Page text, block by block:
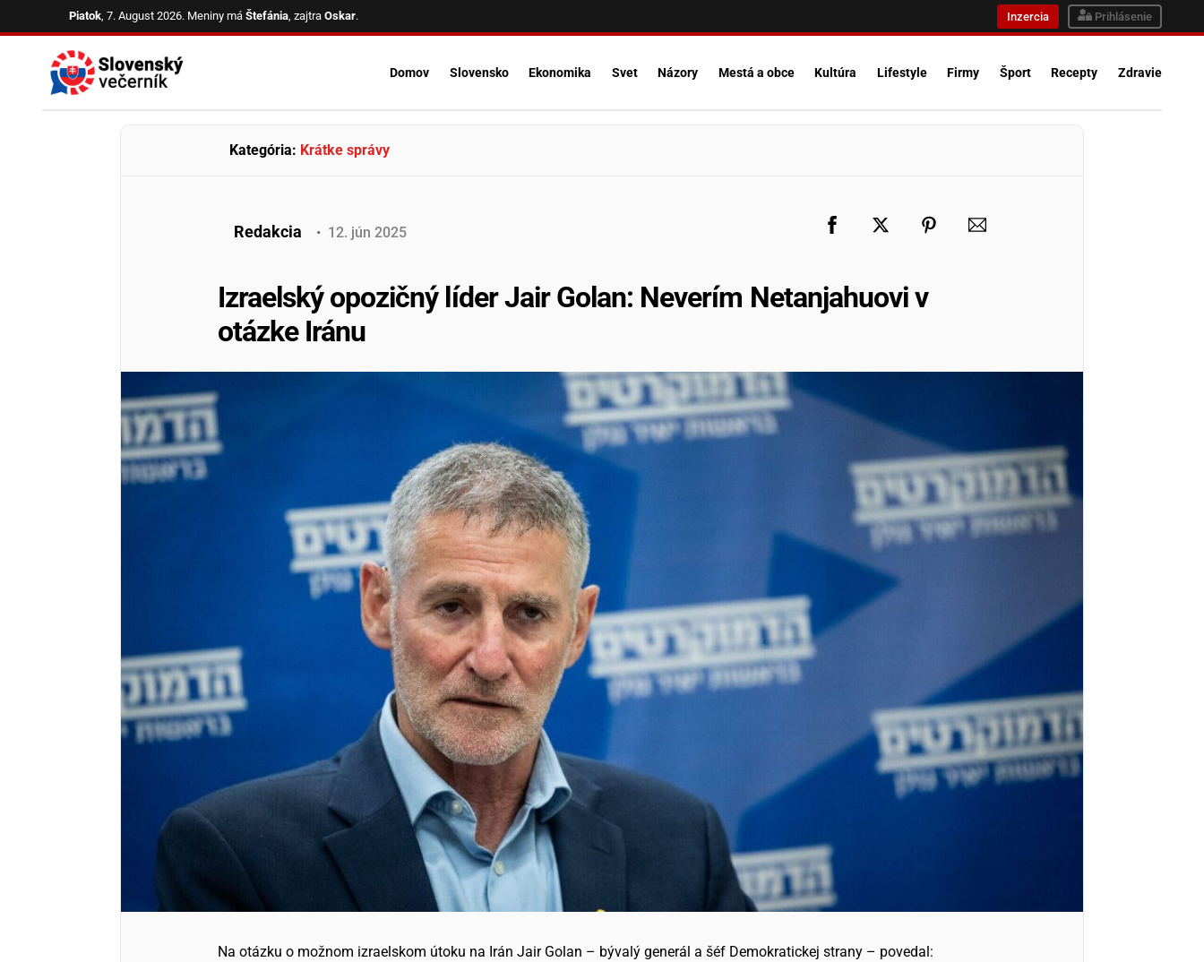
to
Piatok, 7. August 2026. Meniny máŠtefánia, zajtraOskar. Inzercia Prihlásenie
Domov Slovensko Ekonomika Svet Názory Mestá a obce Kultúra Lifestyle Firmy Šport Recepty Zdravie
Kategória: Krátke správy
Redakcia • 12. jún 2025
Izraelský opozičný líder Jair Golan: Neverím Netanjahuovi v
otázke Iránu
Na otázku o možnom izraelskom útoku na Irán Jair Golan – bývalý generál a šéf Demokratickej strany – povedal: